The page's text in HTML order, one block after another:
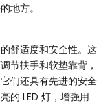
地方。
舒适度和安全性。这
节扶手和软垫靠背，
们还具有先进的安全
的 LED 灯，增强用